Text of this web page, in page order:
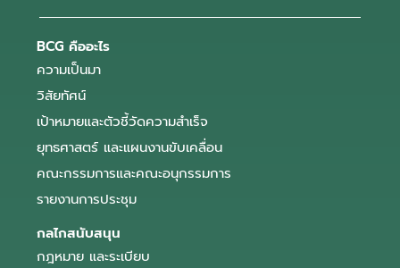
BCG คืออะไร
ความเป็นมา
วิสัยทัศน์
เป้าหมายและตัวชี้วัดความสำเร็จ
ยุทธศาสตร์ และแผนงานขับเคลื่อน
คณะกรรมการและคณะอนุกรรมการ
รายงานการประชุม
กลไกสนับสนุน
กฎหมาย และระเบียบ